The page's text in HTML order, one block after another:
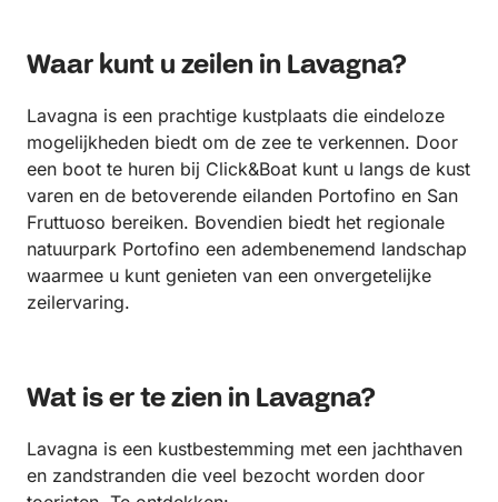
Waar kunt u zeilen in Lavagna?
Lavagna is een prachtige kustplaats die eindeloze
mogelijkheden biedt om de zee te verkennen. Door
een boot te huren bij Click&Boat kunt u langs de kust
varen en de betoverende eilanden Portofino en San
Fruttuoso bereiken. Bovendien biedt het regionale
natuurpark Portofino een adembenemend landschap
waarmee u kunt genieten van een onvergetelijke
zeilervaring.
Wat is er te zien in Lavagna?
Lavagna is een kustbestemming met een jachthaven
en zandstranden die veel bezocht worden door